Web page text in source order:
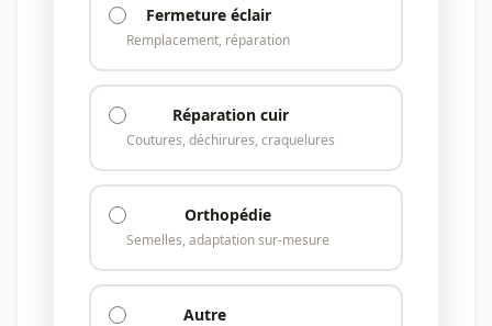
Fermeture éclair
Remplacement, réparation
Réparation cuir
Coutures, déchirures, craquelures
Orthopédie
Semelles, adaptation sur-mesure
Autre